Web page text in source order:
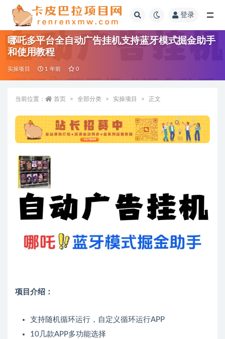
登录
哪吒多平台全自动广告挂机支持蓝牙模式掘金助手
和使用教程
实操项目 1 年前 0
当前位置： 首页 全部分类 实操项目 正文
项目介绍：
支持随机循环运行，自定义循环运行APP
10几款APP多功能选择
全部